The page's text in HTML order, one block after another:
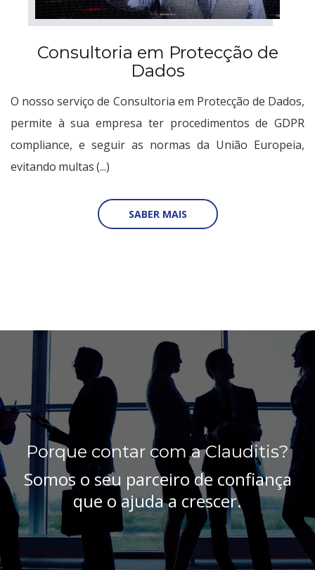
Consultoria em Protecção de
Dados
O nosso serviço de Consultoria em Protecção de Dados,
permite à sua empresa ter procedimentos de GDPR
compliance, e seguir as normas da União Europeia,
evitando multas (...)
SABER MAIS
Porque contar com a Clauditis?
Somos o seu parceiro de confiança
que o ajuda a crescer.